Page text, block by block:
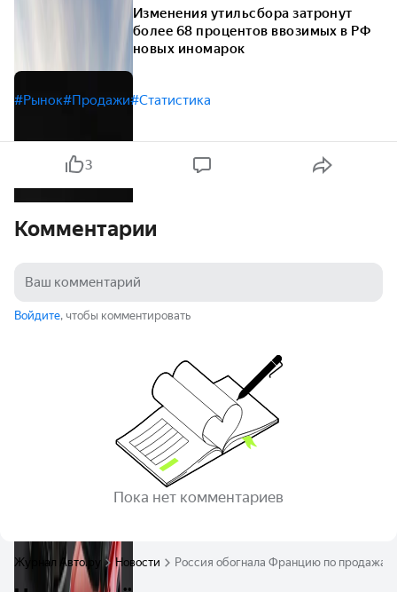
Изменения утильсбора затронут
более 68 процентов ввозимых в РФ
новых иномарок
#Рынок#Продажи#Статистика
3
Комментарии
Войдите, чтобы комментировать
Пока нет комментариев
Журнал Авто.ру Новости Россия обогнала Францию по